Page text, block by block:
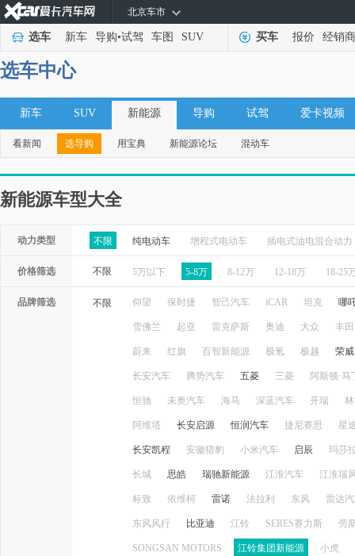
北京车市
选车 新车 导购•试驾 车图 SUV 买车 报价 经销商
选车中心
新车 SUV 新能源 导购 试驾 爱卡视频
看新闻 选导购 用宝典 新能源论坛 混动车
新能源车型大全
动力类型 不限 纯电动车 增程式电动车 插电式油电混合动力
价格筛选 不限 5万以下 5-8万 8-12万 12-18万 18-25
品牌筛选 不限 仰望 保时捷 智己汽车 iCAR 坦克 哪
雪佛兰 起亚 雷克萨斯 奥迪 大众 丰田
蔚来 红旗 百智新能源 极氪 极越 荣威
长安汽车 腾势汽车 五菱 三菱 阿斯顿·马
恒驰 未奥汽车 海马 深蓝汽车 开瑞
阿维塔 长安启源 恒润汽车 捷尼赛思 星
长安凯程 安徽猎豹 小米汽车 启辰 玛莎
长城 思皓 瑞驰新能源 江淮汽车 江淮瑞
标致 依维柯 雷诺 法拉利 东风 雷达
东风风行 比亚迪 江铃 SERES赛力斯 劳
SONGSAN MOTORS 江铃集团新能源 小虎